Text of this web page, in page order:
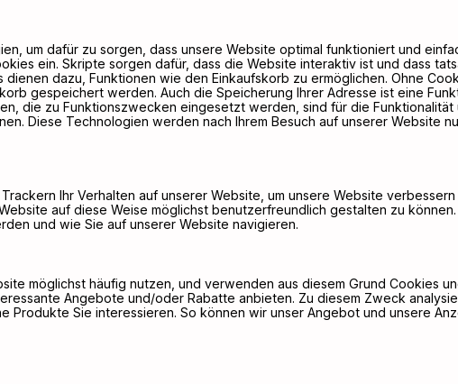
um dafür zu sorgen, dass unsere Website optimal funktioniert und
ein. Skripte sorgen dafür, dass die Website interaktiv ist und dass
dazu, Funktionen wie den Einkaufskorb zu ermöglichen. Ohne
gespeichert werden. Auch die Speicherung Ihrer Adresse ist eine
die zu Funktionszwecken eingesetzt werden, sind für die Funktionalität
Diese Technologien werden nach Ihrem Besuch auf unserer Website
Ihr Verhalten auf unserer Website, um unsere Website
auf diese Weise möglichst benutzerfreundlich gestalten zu können.
und wie Sie auf unserer Website navigieren.
möglichst häufig nutzen, und verwenden aus diesem Grund Cookies
Angebote und/oder Rabatte anbieten. Zu diesem Zweck
Produkte Sie interessieren. So können wir unser Angebot und unsere